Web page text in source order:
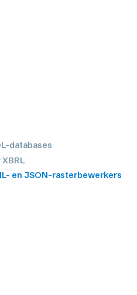
databases
en JSON-rasterbewerkers